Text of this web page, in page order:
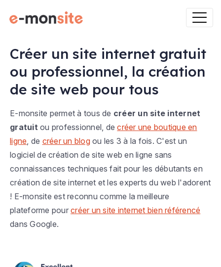
Créer un site internet gratuit
ou professionnel, la création
de site web pour tous
E-monsite permet à tous de créer un site internet
gratuit ou professionnel, decréer une boutique en
ligne , de créer un blogou les 3 à la fois. C'est un
logiciel de création de site web en ligne sans
connaissances techniques fait pour les débutants en
création de site internet et les experts du web l'adorent
! E-monsite est reconnu comme la meilleure
plateforme pour créer un site internet bien référencé
dans Google.